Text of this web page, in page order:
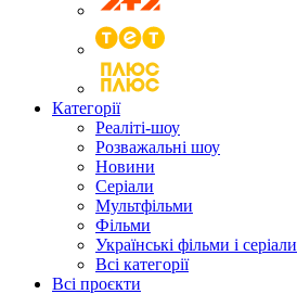
Категорії
Реаліті-шоу
Розважальні шоу
Новини
Серіали
Мультфільми
Фільми
Українські фільми і серіали
Всі категорії
Всі проєкти